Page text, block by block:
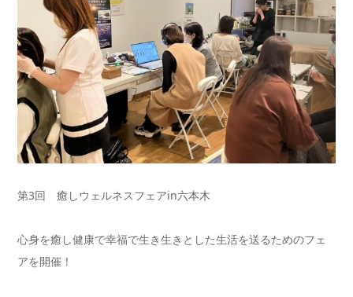
第3回 癒しウェルネスフェアin六本木
心身を癒し健康で幸福で生き生きとした生活を送るためのフェ
アを開催！